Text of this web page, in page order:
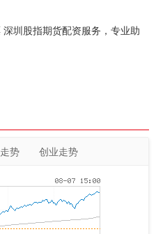
圳股指期货配资服务，专业助
势 创业走势